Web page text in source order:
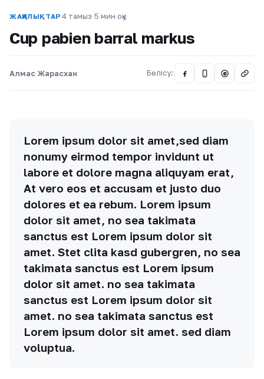
ЖАҢАЛЫҚТАР 4 тамыз·5 мин оқу
Cup pabien barral markus
Алмас Жарасхан Бөлісу: @
Lorem ipsum dolor sit amet,sed diam
nonumy eirmod tempor invidunt ut
labore et dolore magna aliquyam erat,
At vero eos et accusam et justo duo
dolores et ea rebum. Lorem ipsum
dolor sit amet, no sea takimata
sanctus est Lorem ipsum dolor sit
amet. Stet clita kasd gubergren, no sea
takimata sanctus est Lorem ipsum
dolor sit amet. no sea takimata
sanctus est Lorem ipsum dolor sit
amet. no sea takimata sanctus est
Lorem ipsum dolor sit amet. sed diam
voluptua.